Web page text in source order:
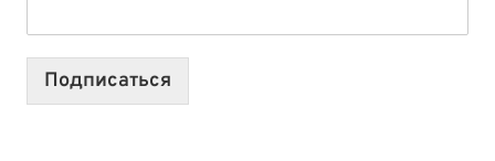
2026:
10
Подписаться